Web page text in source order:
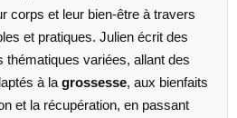
corps et leur bien-être à travers
et pratiques. Julien écrit des
thématiques variées, allant des
à la grossesse, aux bienfaits
et la récupération, en passant